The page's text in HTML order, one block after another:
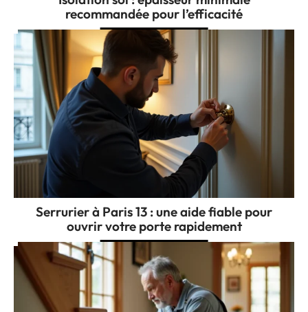
recommandée pour l’efficacité
Serrurier à Paris 13 : une aide fiable pour
ouvrir votre porte rapidement